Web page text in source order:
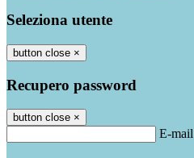
Seleziona utente
button close ×
Recupero password
button close ×
E-mail